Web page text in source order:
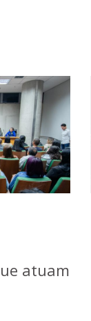
atuam